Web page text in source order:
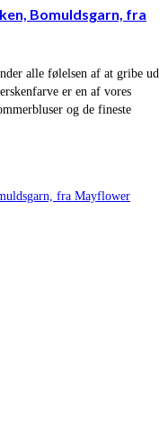
Bomuldsgarn, fra
alle følelsen af at gribe ud
er en af vores
og de fineste